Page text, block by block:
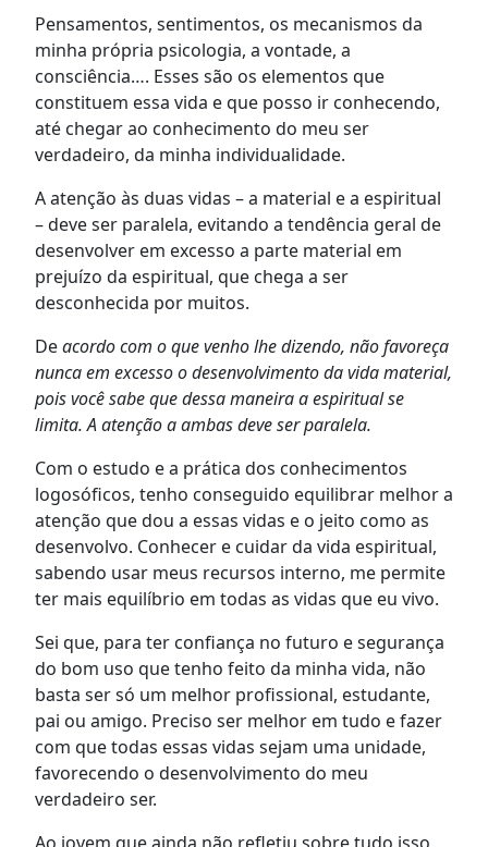
Pensamentos, sentimentos, os mecanismos da
minha própria psicologia, a vontade, a
consciência…. Esses são os elementos que
constituem essa vida e que posso ir conhecendo,
até chegar ao conhecimento do meu ser
verdadeiro, da minha individualidade.
A atenção às duas vidas – a material e a espiritual
– deve ser paralela, evitando a tendência geral de
desenvolver em excesso a parte material em
prejuízo da espiritual, que chega a ser
desconhecida por muitos.
Deacordo com o que venho lhe dizendo, não favoreça
nunca em excesso o desenvolvimento da vida material,
pois você sabe que dessa maneira a espiritual se
limita. A atenção a ambas deve ser paralela.
Com o estudo e a prática dos conhecimentos
logosóficos, tenho conseguido equilibrar melhor a
atenção que dou a essas vidas e o jeito como as
desenvolvo. Conhecer e cuidar da vida espiritual,
sabendo usar meus recursos interno, me permite
ter mais equilíbrio em todas as vidas que eu vivo.
Sei que, para ter confiança no futuro e segurança
do bom uso que tenho feito da minha vida, não
basta ser só um melhor profissional, estudante,
pai ou amigo. Preciso ser melhor em tudo e fazer
com que todas essas vidas sejam uma unidade,
favorecendo o desenvolvimento do meu
verdadeiro ser.